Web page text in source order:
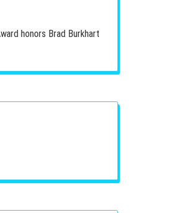
honors Brad Burkhart